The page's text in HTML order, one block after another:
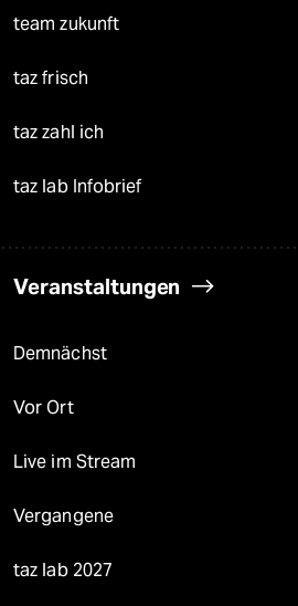
team zukunft
taz frisch
taz zahl ich
taz lab Infobrief
Veranstaltungen
Demnächst
Vor Ort
Live im Stream
Vergangene
taz lab 2027